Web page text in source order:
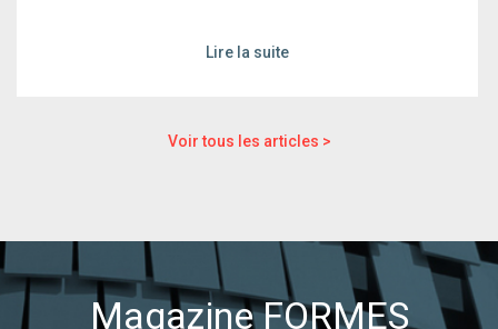
Lire la suite
Voir tous les articles >
Magazine FORMES